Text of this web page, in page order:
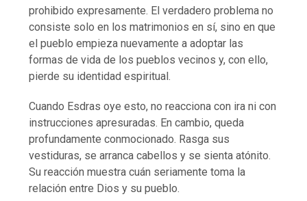
prohibido expresamente. El verdadero problema no
consiste solo en los matrimonios en sí, sino en que
el pueblo empieza nuevamente a adoptar las
formas de vida de los pueblos vecinos y, con ello,
pierde su identidad espiritual.
Cuando Esdras oye esto, no reacciona con ira ni con
instrucciones apresuradas. En cambio, queda
profundamente conmocionado. Rasga sus
vestiduras, se arranca cabellos y se sienta atónito.
Su reacción muestra cuán seriamente toma la
relación entre Dios y su pueblo.